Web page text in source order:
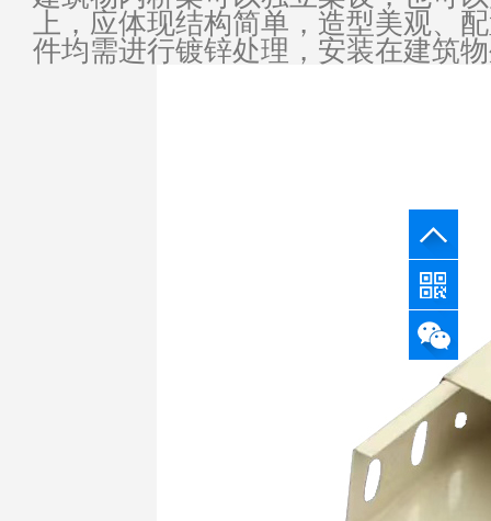
上，应体现结构简单，造型美观、
件均需进行镀锌处理，安装在建筑